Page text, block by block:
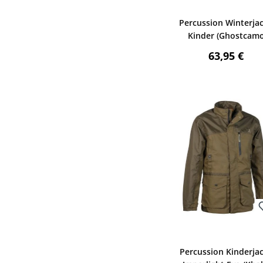
Percussion
Kinder
Regulärer
63,95 €
Percussion